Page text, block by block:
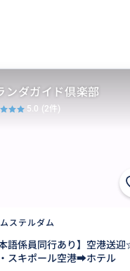
ステルダム
語係員同行あり】空港送
スキポール空港➡ホテル
ンダガイド倶楽部
5.0 (2件)